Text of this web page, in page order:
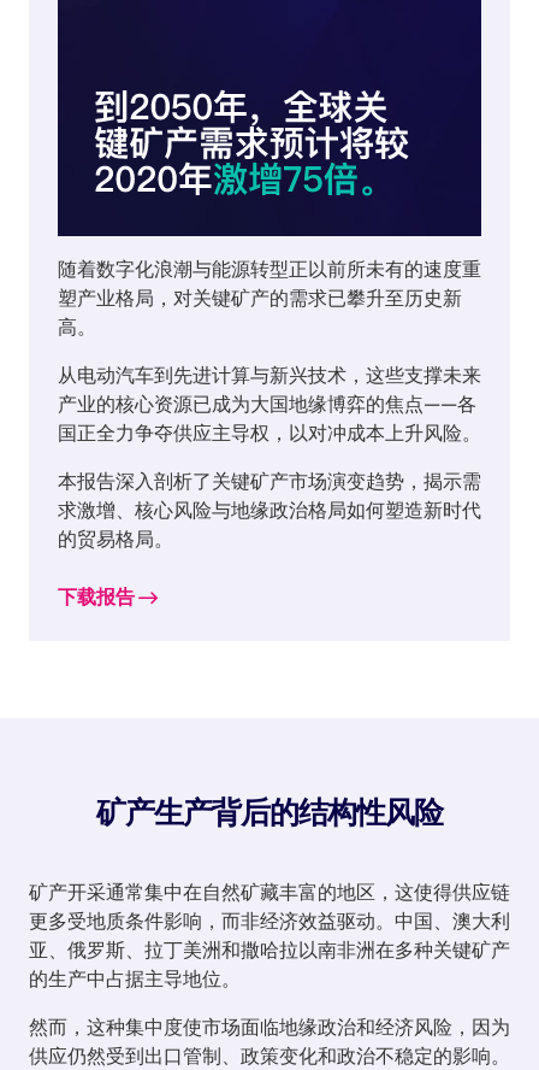
随着数字化浪潮与能源转型正以前所未有的速度重
塑产业格局，对关键矿产的需求已攀升至历史新
高。
从电动汽车到先进计算与新兴技术，这些支撑未来
产业的核心资源已成为大国地缘博弈的焦点——各
国正全力争夺供应主导权，以对冲成本上升风险。
本报告深入剖析了关键矿产市场演变趋势，揭示需
求激增、核心风险与地缘政治格局如何塑造新时代
的贸易格局。
下载报告
矿产生产背后的结构性风险
矿产开采通常集中在自然矿藏丰富的地区，这使得供应链
更多受地质条件影响，而非经济效益驱动。中国、澳大利
亚、俄罗斯、拉丁美洲和撒哈拉以南非洲在多种关键矿产
的生产中占据主导地位。
然而，这种集中度使市场面临地缘政治和经济风险，因为
供应仍然受到出口管制、政策变化和政治不稳定的影响。